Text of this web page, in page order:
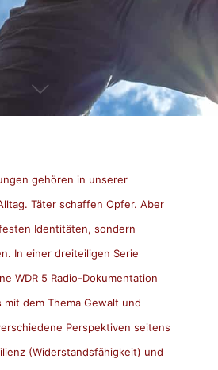
gehören in unserer
Täter schaffen Opfer. Aber
Identitäten, sondern
In einer dreiteiligen Serie
WDR 5 Radio-Dokumentation
mit dem Thema Gewalt und
Perspektiven seitens
(Widerstandsfähigkeit) und